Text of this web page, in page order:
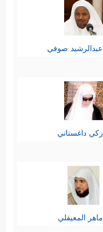
عبدالرشيد صوفي
زكي داغستاني
ماهر المعيقلي